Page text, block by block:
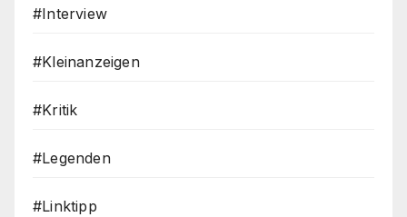
#Interview
#Kleinanzeigen
#Kritik
#Legenden
#Linktipp